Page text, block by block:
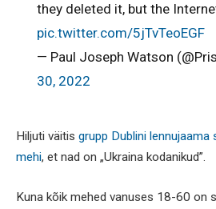
they deleted it, but the
pic.twitter.com/5jTvTeoEGF
— Paul Joseph Watson
30, 2022
Hiljuti väitis grupp Dublini lennujaama
mehi, et nad on „Ukraina kodanikud”.
Kuna kõik mehed vanuses 18-60 on